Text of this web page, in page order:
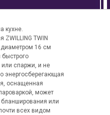
кухне.
ZWILLING TWIN
16 см
или спаржи, и не
энергосберегающая
оснащенная
может
или
всех видом